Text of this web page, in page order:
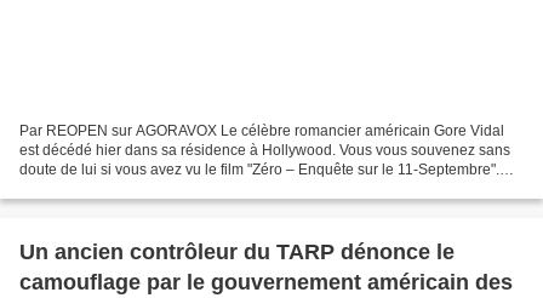
Par REOPEN sur AGORAVOX Le célèbre romancier américain Gore Vidal
est décédé hier dans sa résidence à Hollywood. Vous vous souvenez sans
doute de lui si vous avez vu le film "Zéro – Enquête sur le 11-Septembre".
Un ancien contrôleur du TARP dénonce le
camouflage par le gouvernement américain des